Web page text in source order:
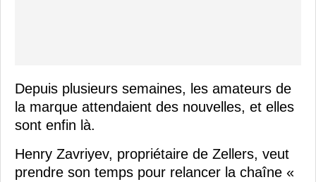
Depuis plusieurs semaines, les amateurs de
la marque attendaient des nouvelles, et elles
sont enfin là.
Henry Zavriyev, propriétaire de Zellers, veut
prendre son temps pour relancer la chaîne «